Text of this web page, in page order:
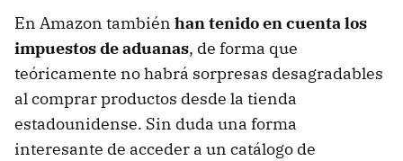
En Amazon también han tenido en cuenta los
impuestos de aduanas, de forma que
teóricamente no habrá sorpresas desagradables
al comprar productos desde la tienda
estadounidense. Sin duda una forma
interesante de acceder a un catálogo de